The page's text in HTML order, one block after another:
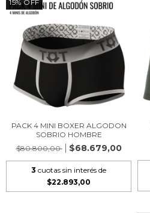
15%OFF
PACK 4 MINI BOXER ALGODON
SOBRIO HOMBRE
$80.800,00
$68.679,00
3 cuotas sin interés de
$22.893,00